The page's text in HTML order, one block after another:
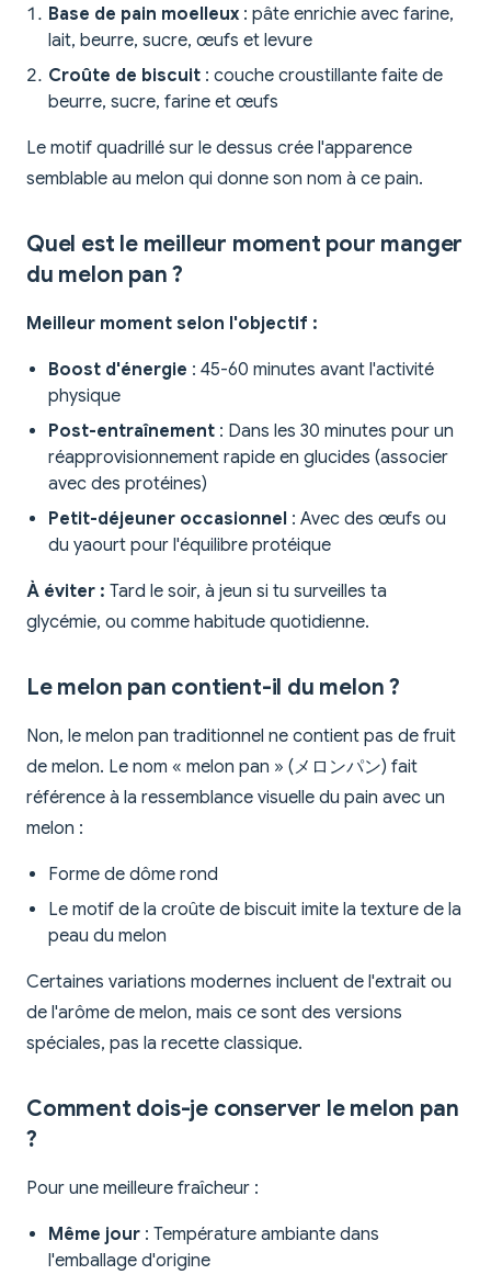
Base de pain moelleux : pâte enrichie avec farine,
lait, beurre, sucre, œufs et levure
Croûte de biscuit : couche croustillante faite de
beurre, sucre, farine et œufs
Le motif quadrillé sur le dessus crée l'apparence
semblable au melon qui donne son nom à ce pain.
Quel est le meilleur moment pour manger
du melon pan ?
Meilleur moment selon l'objectif :
Boost d'énergie : 45-60 minutes avant l'activité
physique
Post-entraînement : Dans les 30 minutes pour un
réapprovisionnement rapide en glucides (associer
avec des protéines)
Petit-déjeuner occasionnel : Avec des œufs ou
du yaourt pour l'équilibre protéique
À éviter : Tard le soir, à jeun si tu surveilles ta
glycémie, ou comme habitude quotidienne.
Le melon pan contient-il du melon ?
Non, le melon pan traditionnel ne contient pas de fruit
de melon. Le nom « melon pan » (メロンパン) fait
référence à la ressemblance visuelle du pain avec un
melon :
Forme de dôme rond
Le motif de la croûte de biscuit imite la texture de la
peau du melon
Certaines variations modernes incluent de l'extrait ou
de l'arôme de melon, mais ce sont des versions
spéciales, pas la recette classique.
Comment dois-je conserver le melon pan
?
Pour une meilleure fraîcheur :
Même jour : Température ambiante dans
l'emballage d'origine